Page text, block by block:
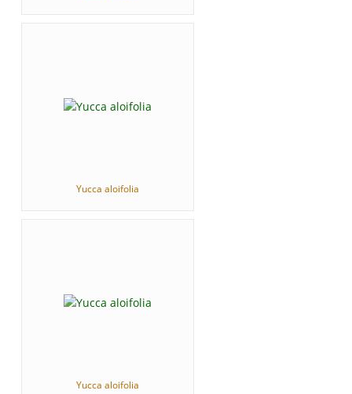
Yucca aloifolia
Yucca aloifolia